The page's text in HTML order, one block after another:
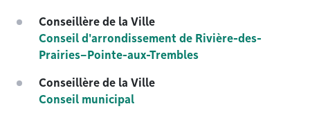
Conseillère de la Ville
Conseil d'arrondissement de Rivière-des-
Prairies–Pointe-aux-Trembles
Conseillère de la Ville
Conseil municipal